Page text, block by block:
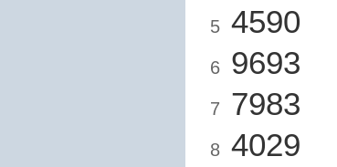
5 4590
6 9693
7 7983
8 4029